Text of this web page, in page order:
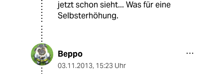
jetzt schon sieht... Was für eine
Selbsterhöhung.
Beppo
03.11.2013, 15:23 Uhr